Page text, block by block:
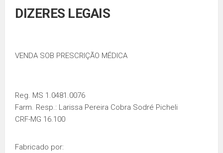
DIZERES LEGAIS
VENDA SOB PRESCRIÇÃO MÉDICA
Reg. MS 1.0481.0076
Farm. Resp.: Larissa Pereira Cobra Sodré Picheli
CRF-MG 16.100
Fabricado por: